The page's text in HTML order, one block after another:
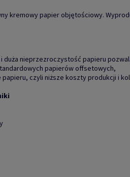
kremowy papier objętościowy.
duża nieprzezroczystość papieru
papierów offsetowych,
papieru, czyli niższe koszty produkcji i